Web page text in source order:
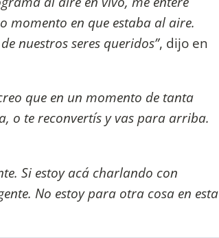
momento en que estaba al aire.
nuestros seres queridos”, dijo en
que en un momento de tanta
o te reconvertís y vas para arriba.
Si estoy acá charlando con
No estoy para otra cosa en esta